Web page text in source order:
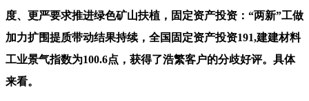
度、更严要求推进绿色矿山扶植，固定资产投资：“两新”工做
加力扩围提质带动结果持续，全国固定资产投资191,建建材料
工业景气指数为100.6点，获得了浩繁客户的分歧好评。具体
来看。